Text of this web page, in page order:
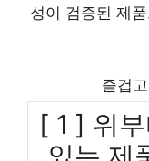
성이 검증된 제
즐겁
[ 1 ] 위